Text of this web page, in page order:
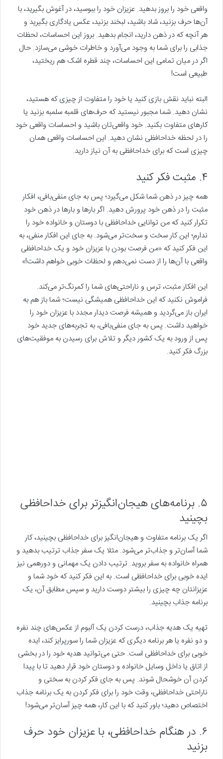
واقعی خود را بروز بدهید. عزیزان خود را ببوسید، در آغوش بگیرید، با
آن‌ها حرف بزنید، شاد باشید، لبخند بزنید، عکس یادگاری بگیرید و
هر آنچه که در ذهن دارید، انجام بدهید. بروز این احساسات، لحظات
جذابی را برای شما به وجود می‌آورد و خاطرات خوشی می‌سازد. حال
اگر در میان تمامی این احساسات، چند قطره اشک هم ریختید،
طبیعی است!
البته نباید نقش بازی کنید یا خود را متفاوت از چیزی که هستید،
نشان دهید. شما مجبور نیستید که حرف‌های قلمبه سلمبه بزنید یا
کارهای متفاوت بکنید. خود واقعی‌تان باشید و احساسات واقعی خود
را در لحظه خداحافظی نشان دهید. این احساسات واقعی همان
چیزی است که برای خداحافظی به آن نیاز دارید.
۴. مثبت فکر کنید
همه چیز در ذهن شما شکل می‌گیرد؛ پس به جای منفی‌بافی، افکار
مثبت را در ذهن خود پرورش دهید. اگر بارها و بارها در ذهن خود
تکرار کنید که من توانایی خداحافظی با دوستان و خانواده خود را
ندارم؛ این کار سخت و سخت‌تر می‌شود. به جای این افکار منفی، به
این فکر کنید که «من فرصت بودن با عزیزان خود و یک خداحافظی
واقعی با آن‌ها را از دست نمی‌دهم و لحظات خوبی خواهم داشت!»
این افکار مثبت، ترس و ناراحتی‌های شما را کمرنگ‌تر می‌کند.
فراموش نکنید که این خداحافظی همیشگی نیست؛ شما باز هم به
ایران باز می‌گردید و همیشه فرصت دیدار مجدد با عزیزان خود را
خواهید داشت. پس به جای منفی‌بافی، به تجربه‌های جدید خود
پس از ورود به یک کشور دیگر و تلاش برای رسیدن به موفقیت‌های
بزرگ فکر کنید.
۵. برنامه‌های هیجان‌انگیزتر برای خداحافظی
بچینید
اگر یک برنامه متفاوت و هیجان‌انگیز برای خداحافظی بچینید، کار
شما آسان‌تر و جذاب‌تر می‌شود. مثلا یک سفر جذاب ترتیب بدهید و
همراه خانواده به سفر بروید. ترتیب دادن یک مهمانی و دورهمی نیز
ایده خوبی برای خداحافظی است. به این فکر کنید که خود شما و
عزیزانتان چه چیزی را بیشتر دوست دارید و سپس مطابق آن، یک
برنامه جذاب بچینید.
تهیه یک هدیه جذاب، درست کردن یک آلبوم از عکس‌های چند نفره
و دو نفره یا هر برنامه دیگری که عزیزان شما را سورپرایز کند، ایده
خوبی برای خداحافظی است. حتی می‌توانید هدیه خود را در بخشی
از اتاق یا داخل وسایل خانواده و دوستان خود قرار دهید تا با پیدا
کردن آن خوشحال شوند. پس به جای فکر کردن به سختی و
ناراحتی خداحافظی، وقت خود را برای فکر کردن به یک برنامه جذاب
اختصاص دهید؛ باور کنید که با این کار، همه چیز آسان‌تر می‌شود!
۶. در هنگام خداحافظی، با عزیزان خود حرف
بزنید